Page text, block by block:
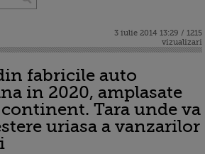
3 iulie 2014 13:29 / 1215
vizualizari
fabricile auto
in 2020, amplasate
Tara unde va
uriasa a vanzarilor